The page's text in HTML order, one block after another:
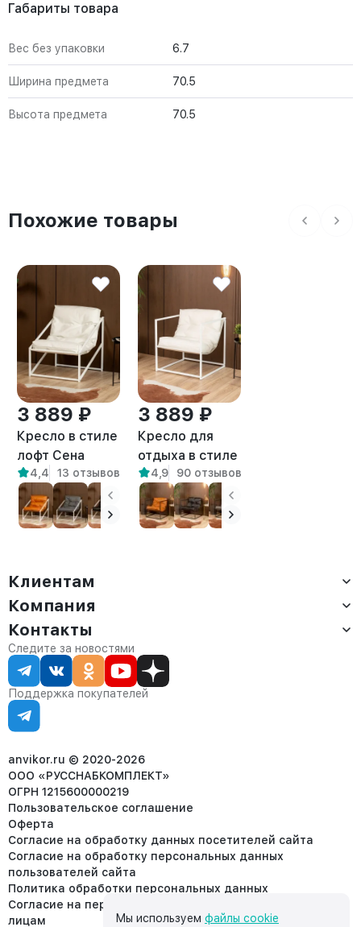
Габариты товара
Вес без упаковки 6.7
Ширина предмета 70.5
Высота предмета 70.5
Похожие товары
3 889 ₽
Кресло в стиле
лофт Сена
экокожа
белый/белый
4,4 13 отзывов
3 889 ₽
Кресло для
отдыха в стиле
лофт Барта
белый/белый
4,9 90 отзывов
Клиентам
Доставка
Оплата
Сервис
Статус заказа
Статьи
Компания
О компании
Контакты
Партнёрам
Контакты
Отдел продаж:
8 (800) 234-22-62
corp@anvikor.ru
Ежедневно, с 7:00-19:00 (МСК)
Отдел рекламации:
8 (953) 455-25-61
Следите за новостями
Поддержка покупателей
anvikor.ru © 2020-2026
ООО «РУССНАБКОМПЛЕКТ»
ОГРН 1215600000219
Пользовательское соглашение
Оферта
Согласие на обработку данных посетителей сайта
Согласие на обработку персональных данных
пользователей сайта
Политика обработки персональных данных
Согласие на передачу персональных данных третьим
лицам
Мы используем файлы cookie